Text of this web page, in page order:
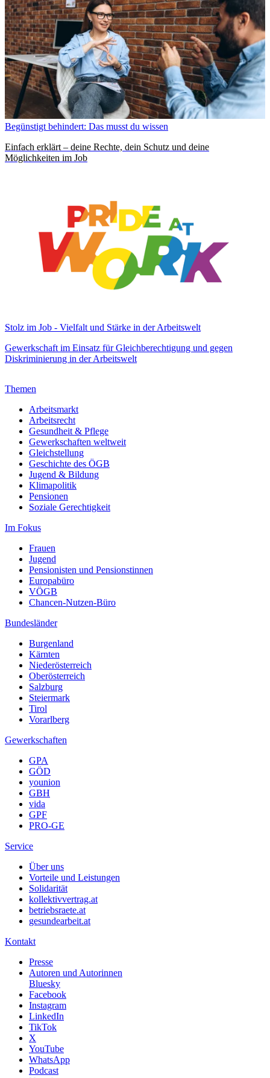
Begünstigt behindert: Das musst du wissen
Einfach erklärt – deine Rechte, dein Schutz und deine
Möglichkeiten im Job
Stolz im Job - Vielfalt und Stärke in der Arbeitswelt
Gewerkschaft im Einsatz für Gleichberechtigung und gegen
Diskriminierung in der Arbeitswelt
Themen
Arbeitsmarkt
Arbeitsrecht
Gesundheit & Pflege
Gewerkschaften weltweit
Gleichstellung
Geschichte des ÖGB
Jugend & Bildung
Klimapolitik
Pensionen
Soziale Gerechtigkeit
Im Fokus
Frauen
Jugend
Pensionisten und Pensionstinnen
Europabüro
VÖGB
Chancen-Nutzen-Büro
Bundesländer
Burgenland
Kärnten
Niederösterreich
Oberösterreich
Salzburg
Steiermark
Tirol
Vorarlberg
Gewerkschaften
GPA
GÖD
younion
GBH
vida
GPF
PRO-GE
Service
Über uns
Vorteile und Leistungen
Solidarität
kollektivvertrag.at
betriebsraete.at
gesundearbeit.at
Kontakt
Presse
Autoren und Autorinnen
Bluesky
Facebook
Instagram
LinkedIn
TikTok
X
YouTube
WhatsApp
Podcast